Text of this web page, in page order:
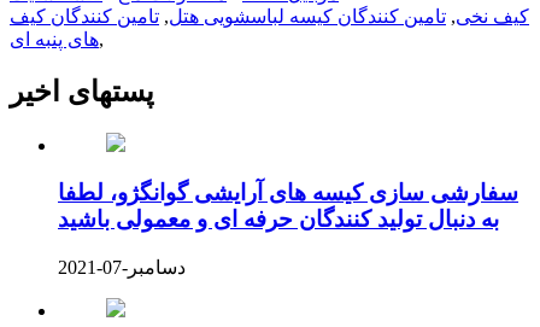
کیف نخی, تامین کنندگان کیسه لباسشویی هتل, تامین کنندگان کیف
های پنبه ای,
پستهای اخیر
سفارشی سازی کیسه های آرایشی گوانگژو، لطفا
به دنبال تولید کنندگان حرفه ای و معمولی باشید
دسامبر-07-2021